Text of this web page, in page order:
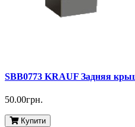
SBB0773 KRAUF Задняя
50.00грн.
Купити